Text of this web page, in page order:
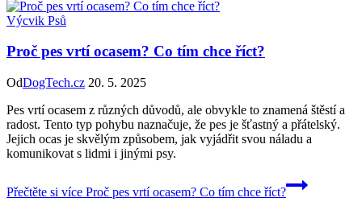
Výcvik Psů
Proč pes vrtí ocasem? Co tím chce říct?
OdDogTech.cz 20. 5. 2025
Pes vrtí ocasem z různých důvodů, ale obvykle to znamená štěstí a
radost. Tento typ pohybu naznačuje, že pes je šťastný a přátelský.
Jejich ocas je skvělým způsobem, jak vyjádřit svou náladu a
komunikovat s lidmi i jinými psy.
Přečtěte si více Proč pes vrtí ocasem? Co tím chce říct?